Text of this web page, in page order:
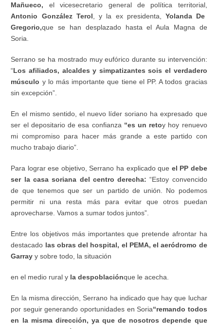
Mañueco, el vicesecretario general de política territorial,
Antonio González Terol, y la ex presidenta,Yolanda De
Gregorio,que se han desplazado hasta el Aula Magna de
Soria.
Serrano se ha mostrado muy eufórico durante su intervención:
“Los afiliados, alcaldes y simpatizantes sois el verdadero
músculo y lo más importante que tiene el PP. A todos gracias
sin excepción”.
En el mismo sentido, el nuevo líder soriano ha expresado que
ser el depositario de esa confianza “es un retoy hoy renuevo
mi compromiso para hacer más grande a este partido con
mucho trabajo diario”.
Para lograr ese objetivo, Serrano ha explicado que el PP debe
ser la casa soriana del centro derecha: “Estoy convencido
de que tenemos que ser un partido de unión. No podemos
permitir ni una resta más para evitar que otros puedan
aprovecharse. Vamos a sumar todos juntos”.
Entre los objetivos más importantes que pretende afrontar ha
destacado las obras del hospital, el PEMA, el aeródromo de
Garray y sobre todo, la situación
en el medio rural y la despoblaciónque le acecha.
En la misma dirección, Serrano ha indicado que hay que luchar
por seguir generando oportunidades en Soria“remando todos
en la misma dirección, ya que de nosotros depende que